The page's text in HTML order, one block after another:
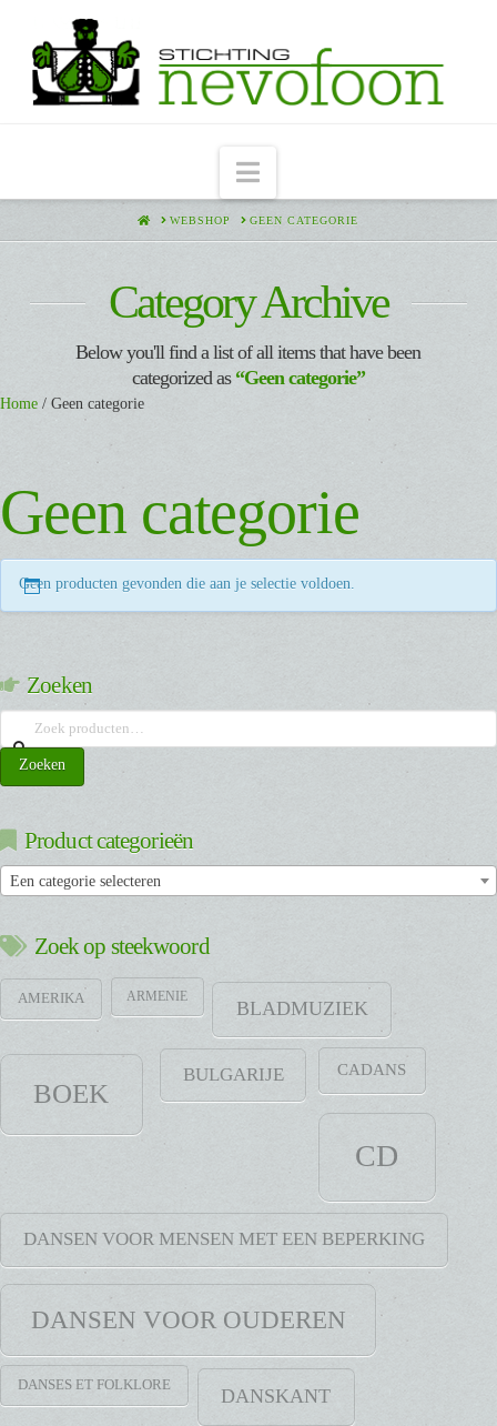
Navigation
HOMEWEBSHOP GEEN CATEGORIE
Category Archive
Below you'll find a list of all items that have been
categorized as “Geen categorie”
Home / Geen categorie
Geen categorie
Geen producten gevonden die aan je selectie voldoen.
Zoeken
Zoeken
naar:
Zoeken
Product categorieën
Een categorie selecteren
Zoek op steekwoord
AMERIKA ARMENIE
BLADMUZIEK
BOEK
BULGARIJE CADANS
CD
DANSEN VOOR MENSEN MET EEN BEPERKING
DANSEN VOOR OUDEREN
DANSES ET FOLKLORE DANSKANT